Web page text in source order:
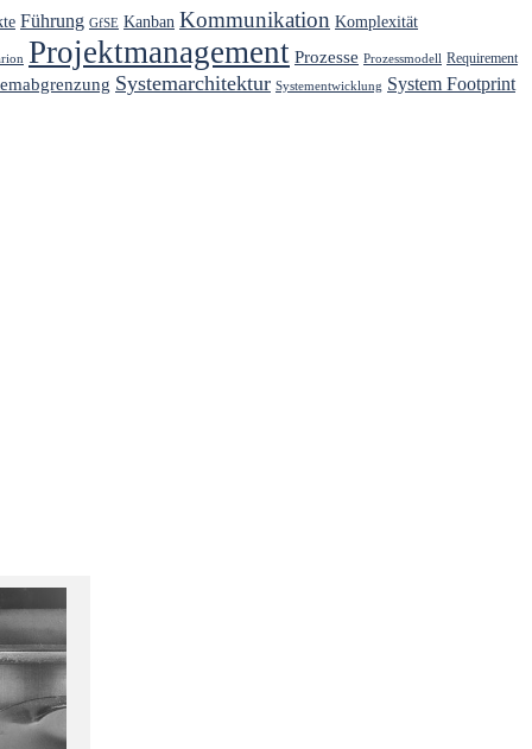
Führung GfSE Kanban Kommunikation Komplexität
Projektmanagement Prozesse Prozessmodell Requirement
Systemarchitektur Systementwicklung System Footprint